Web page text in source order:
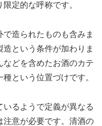
定的な呼称です。
造られたものも含みま
という条件が加わりま
どを含めたお酒のカテ
という位置づけです。
るようで定義が異なる
注意が必要です。清酒の